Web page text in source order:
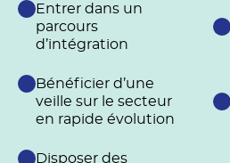
Entrer dans un
parcours
d’intégration
Bénéficier d’une
veille sur le secteur
en rapide évolution
Disposer des